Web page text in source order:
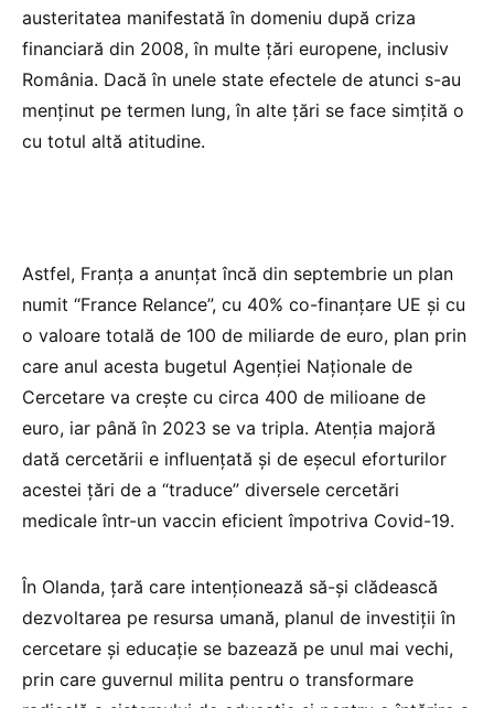
austeritatea manifestată în domeniu după criza
financiară din 2008, în multe țări europene, inclusiv
România. Dacă în unele state efectele de atunci s-au
menținut pe termen lung, în alte țări se face simțită o
cu totul altă atitudine.
Astfel, Franța a anunțat încă din septembrie un plan
numit “France Relance”, cu 40% co-finanțare UE și cu
o valoare totală de 100 de miliarde de euro, plan prin
care anul acesta bugetul Agenției Naționale de
Cercetare va crește cu circa 400 de milioane de
euro, iar până în 2023 se va tripla. Atenția majoră
dată cercetării e influențată și de eșecul eforturilor
acestei țări de a “traduce” diversele cercetări
medicale într-un vaccin eficient împotriva Covid-19.
În Olanda, țară care intenționează să-și clădească
dezvoltarea pe resursa umană, planul de investiții în
cercetare și educație se bazează pe unul mai vechi,
prin care guvernul milita pentru o transformare